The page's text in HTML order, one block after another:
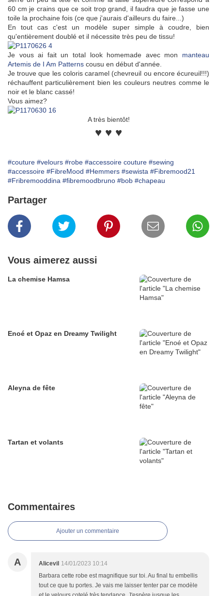
60 cm je crains que ce soit trop grand, il faudra que je fasse une
toile la prochaine fois (ce que j'aurais d'ailleurs du faire...)
En tout cas c'est un modèle super simple à coudre, bien
qu'entièrement doublé et il nécessite très peu de tissu!
Je vous ai fait un total look homemade avec mon manteau
Artemis de I Am Patterns cousu en début d'année.
Je trouve que les coloris caramel (chevreuil ou encore écureuil!!!)
réchauffent particulièrement bien les couleurs neutres comme le
noir et le blanc cassé!
Vous aimez?
A très bientôt!
♥ ♥ ♥
#couture #velours #robe #accessoire couture #sewing
#accessoire #FibreMood #Hemmers #sewista #Fibremood21
#Fribremooddina #fibremoodbruno #bob #chapeau
Partager
Vous aimerez aussi
La chemise Hamsa
Enoé et Opaz en Dreamy Twilight
Aleyna de fête
Tartan et volants
Commentaires
Ajouter un commentaire
A Alicevil 14/01/2023 10:14
Barbara cette robe est magnifique sur toi. Au final tu embellis
tout ce que tu portes. Je vais me laisser tenter par ce modèle